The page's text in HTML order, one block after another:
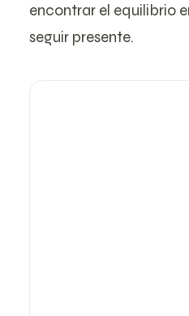
encontrar el equilibrio
seguir presente.